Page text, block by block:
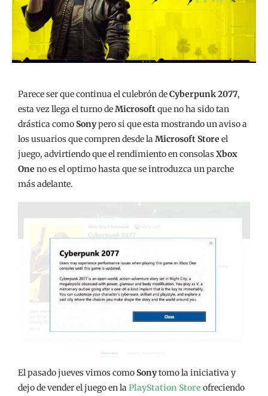
Parece ser que continua el culebrón deCyberpunk 2077,
esta vez llega el turno deMicrosoftque no ha sido tan
drástica comoSonypero si que esta mostrando un aviso a
los usuarios que compren desde laMicrosoft Store el
juego, advirtiendo que el rendimiento en consolasXbox
One no es el optimo hasta que se introduzca un parche
más adelante.
El pasado jueves vimos comoSonytomo la iniciativa y
dejo de vender el juego en laPlayStation Store ofreciendo